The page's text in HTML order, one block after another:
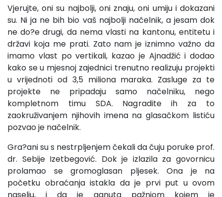
Vjerujte, oni su najbolji, oni znaju, oni umiju i dokazani
su. Ni ja ne bih bio vaš najbolji načelnik, a jesam dok
ne do?e drugi, da nema vlasti na kantonu, entitetu i
državi koja me prati. Zato nam je iznimno važno da
imamo vlast po vertikali, kazao je Ajnadžić i dodao
kako se u mjesnoj zajednici trenutno realizuju projekti
u vrijednoti od 3,5 miliona maraka. Zasluge za te
projekte ne pripadaju samo načelniku, nego
kompletnom timu SDA. Nagradite ih za to
zaokruživanjem njihovih imena na glasačkom listiću
pozvao je načelnik.
Gra?ani su s nestrpljenjem čekali da čuju poruke prof.
dr. Sebije Izetbegović. Dok je izlazila za govornicu
prolamao se gromoglasan pljesek. Ona je na
početku obraćanja istakla da je prvi put u ovom
naselju, i da je ganuta pažnjom kojem je